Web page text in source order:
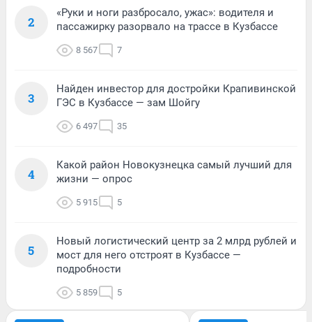
2
«Руки и ноги разбросало, ужас»: водителя и
пассажирку разорвало на трассе в Кузбассе
8 567 7
3
Найден инвестор для достройки Крапивинской
ГЭС в Кузбассе — зам Шойгу
6 497 35
4
Какой район Новокузнецка самый лучший для
жизни — опрос
5 915 5
5
Новый логистический центр за 2 млрд рублей и
мост для него отстроят в Кузбассе —
подробности
5 859 5